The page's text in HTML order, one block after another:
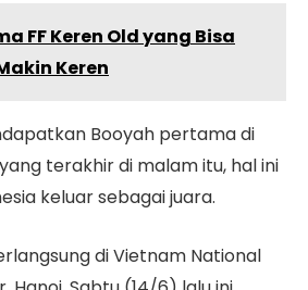
FF Keren Old yang Bisa
Keren
Booyah pertama di
terakhir di malam itu, hal ini
keluar sebagai juara.
di Vietnam National